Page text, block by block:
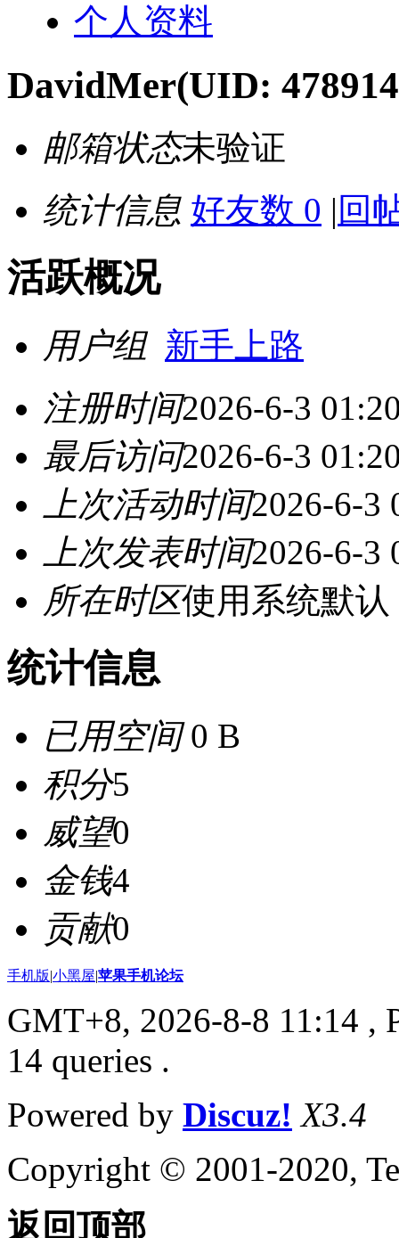
个人资料
DavidMer(UID:
邮箱状态未验证
统计信息 好友数 0 | 回
活跃概况
用户组 新手上路
注册时间2026-6-3
最后访问2026-6-3
上次活动时间2026-6-3
上次发表时间2026-6-3
所在时区使用系统默认
统计信息
已用空间0 B
积分5
威望0
金钱4
贡献0
手机版|小黑屋|苹果手机论坛
GMT+8, 2026-8-8 11:14 ,
14 queries .
Powered by Discuz! X3.4
Copyright © 2001-2020,
返回顶部